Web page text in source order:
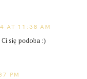
AT 11:38 AM
się podoba :)
PM